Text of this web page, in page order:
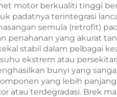
motor berkualiti tinggi
padatnya terintegrasi
semula (retrofit)
penahanan yang akurat
stabil dalam pelbagai
ekstrem atau
bunyi yang
yang lebih
atau terdegradasi. Brek